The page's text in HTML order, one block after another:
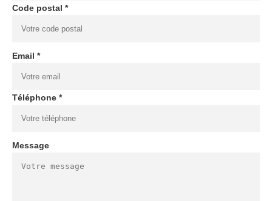
Code postal *
Email *
Téléphone *
Message